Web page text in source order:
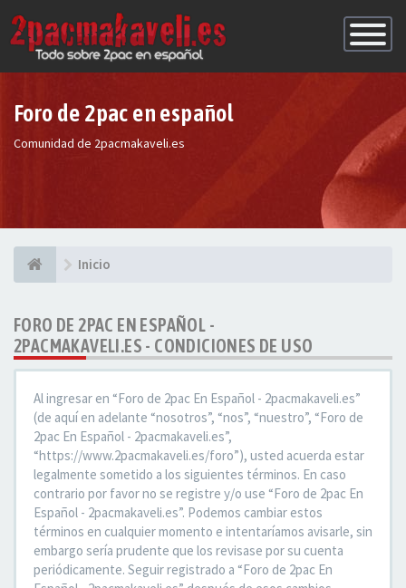
de
Foro de 2pac en español
Comunidad de 2pacmakaveli.es
Inicio
FORO DE 2PAC EN ESPAÑOL -
2PACMAKAVELI.ES - CONDICIONES DE USO
Al ingresar en “Foro de 2pac En Español - 2pacmakaveli.es”
(de aquí en adelante “nosotros”, “nos”, “nuestro”, “Foro de
2pac En Español - 2pacmakaveli.es”,
“https://www.2pacmakaveli.es/foro”), usted acuerda estar
legalmente sometido a los siguientes términos. En caso
contrario por favor no se registre y/o use “Foro de 2pac En
Español - 2pacmakaveli.es”. Podemos cambiar estos
términos en cualquier momento e intentaríamos avisarle, sin
embargo sería prudente que los revisase por su cuenta
periódicamente. Seguir registrado a “Foro de 2pac En